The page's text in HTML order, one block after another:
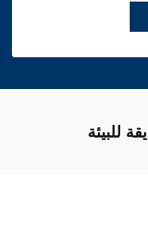
للبيئة